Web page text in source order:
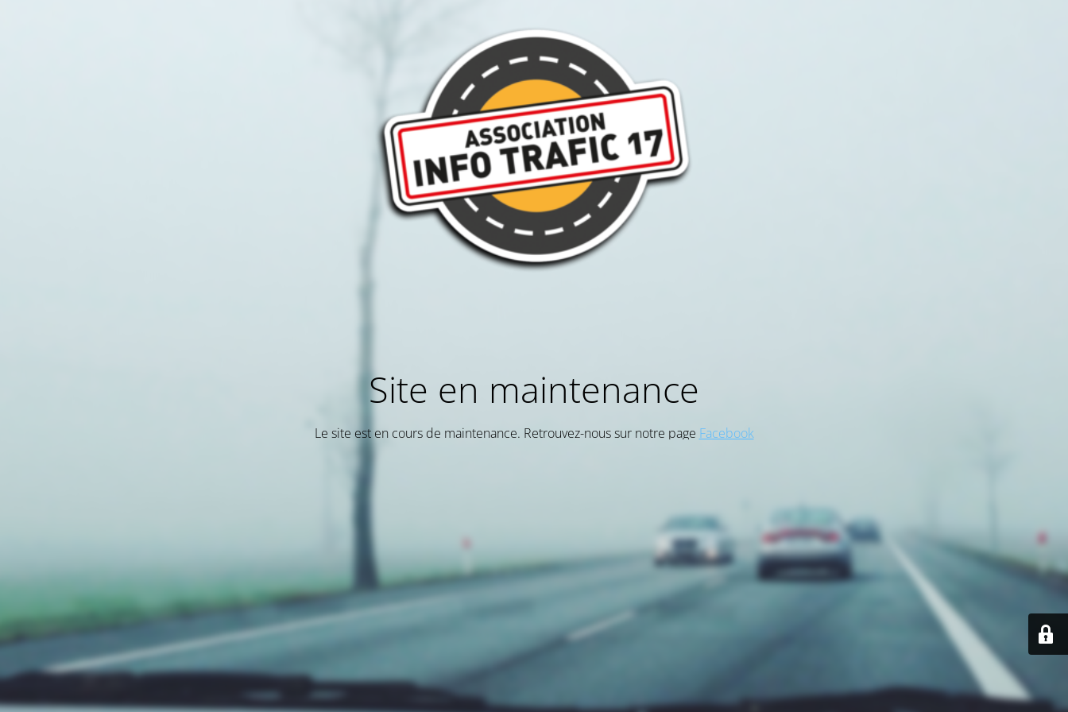
Site en maintenance
Le site est en cours de maintenance. Retrouvez-nous sur notre page Facebook